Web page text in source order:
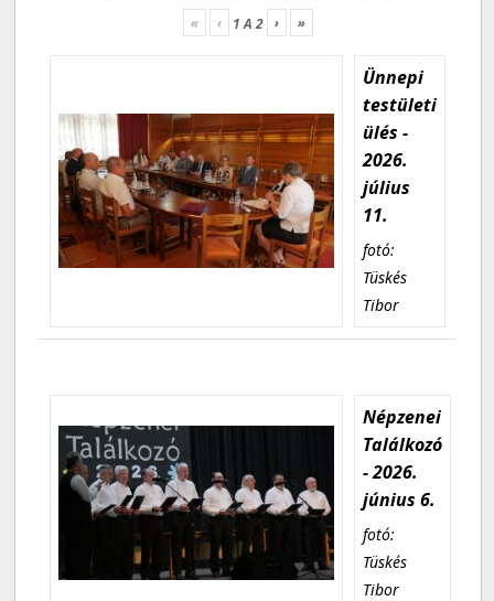
« ‹ 1A2 › »
Ünnepi
testületi
ülés -
2026.
július
11.
fotó:
Tüskés
Tibor
Népzenei
Találkozó
- 2026.
június 6.
fotó:
Tüskés
Tibor